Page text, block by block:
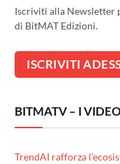
Iscriviti alla Newsletter
di BitMAT Edizioni.
BITMATV – I
TrendAI rafforza